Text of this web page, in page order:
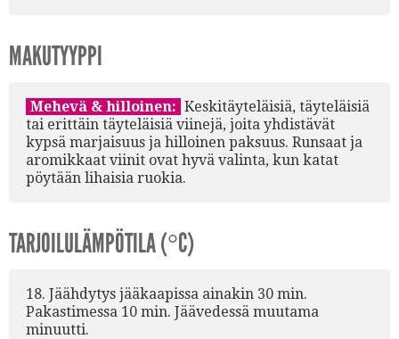
MAKUTYYPPI
Mehevä & hilloinen: Keskitäyteläisiä, täyteläisiä
tai erittäin täyteläisiä viinejä, joita yhdistävät
kypsä marjaisuus ja hilloinen paksuus. Runsaat ja
aromikkaat viinit ovat hyvä valinta, kun katat
pöytään lihaisia ruokia.
TARJOILULÄMPÖTILA (°C)
18. Jäähdytys jääkaapissa ainakin 30 min.
Pakastimessa 10 min. Jäävedessä muutama
minuutti.